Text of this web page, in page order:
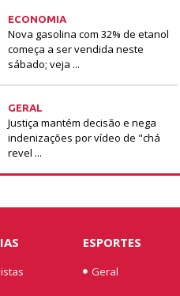
ECONOMIA
Nova gasolina com 32% de etanol
começa a ser vendida neste
sábado; veja ...
GERAL
Justiça mantém decisão e nega
indenizações por vídeo de "chá
revel ...
ESPORTES
Geral